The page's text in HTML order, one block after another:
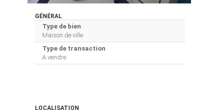
GÉNÉRAL
Type de bien
Maison de ville
Type de transaction
A vendre
LOCALISATION